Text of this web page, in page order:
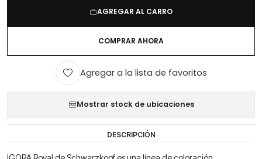
AGREGAR AL CARRO
COMPRAR AHORA
Agregar a la lista de favoritos
Mostrar stock de ubicaciones
DESCRIPCIÓN